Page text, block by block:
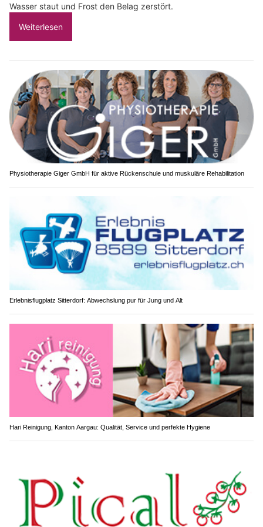
Wasser staut und Frost den Belag zerstört.
Weiterlesen
Physiotherapie Giger GmbH für aktive Rückenschule und muskuläre Rehabilitation
Erlebnisflugplatz Sitterdorf: Abwechslung pur für Jung und Alt
Hari Reinigung, Kanton Aargau: Qualität, Service und perfekte Hygiene